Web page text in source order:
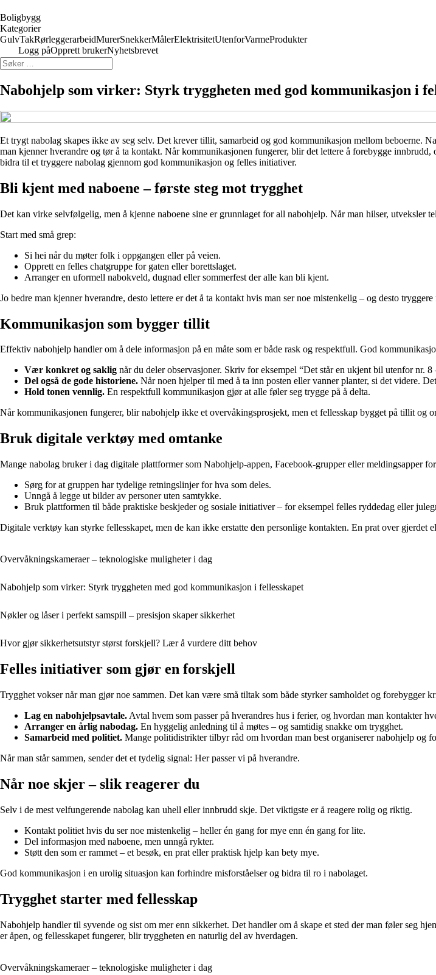
Boligbygg
Kategorier
GulvTakRørleggerarbeidMurerSnekkerMålerElektrisitetUtenforVarmeProdukter
Logg påOpprett brukerNyhetsbrevet
Nabohjelp som virker: Styrk tryggheten med god kommunikasjon i
Et trygt nabolag skapes ikke av seg selv. Det krever tillit, samarbeid og god kommunikasjon mellom beboerne.
man kjenner hverandre og tør å ta kontakt. Når kommunikasjonen fungerer, blir det lettere å forebygge
bidra til et tryggere nabolag gjennom god kommunikasjon og felles initiativer.
Bli kjent med naboene – første steg mot trygghet
Det kan virke selvfølgelig, men å kjenne naboene sine er grunnlaget for all nabohjelp. Når man hilser, utveksler
Start med små grep:
Si hei når du møter folk i oppgangen eller på veien.
Opprett en felles chatgruppe for gaten eller borettslaget.
Arranger en uformell nabokveld, dugnad eller sommerfest der alle kan bli kjent.
Jo bedre man kjenner hverandre, desto lettere er det å ta kontakt hvis man ser noe mistenkelig – og desto
Kommunikasjon som bygger tillit
Effektiv nabohjelp handler om å dele informasjon på en måte som er både rask og respektfull. God
Vær konkret og saklig når du deler observasjoner. Skriv for eksempel “Det står en ukjent bil utenfor nr.
Del også de gode historiene. Når noen hjelper til med å ta inn posten eller vanner planter, si det videre.
Hold tonen vennlig. En respektfull kommunikasjon gjør at alle føler seg trygge på å delta.
Når kommunikasjonen fungerer, blir nabohjelp ikke et overvåkingsprosjekt, men et fellesskap bygget på tillit og
Bruk digitale verktøy med omtanke
Mange nabolag bruker i dag digitale plattformer som Nabohjelp-appen, Facebook-grupper eller meldingsapper
Sørg for at gruppen har tydelige retningslinjer for hva som deles.
Unngå å legge ut bilder av personer uten samtykke.
Bruk plattformen til både praktiske beskjeder og sosiale initiativer – for eksempel felles ryddedag eller
Digitale verktøy kan styrke fellesskapet, men de kan ikke erstatte den personlige kontakten. En prat over gjerdet
Overvåkningskameraer – teknologiske muligheter i dag
Nabohjelp som virker: Styrk tryggheten med god kommunikasjon i fellesskapet
Nøkler og låser i perfekt samspill – presisjon skaper sikkerhet
Hvor gjør sikkerhetsutstyr størst forskjell? Lær å vurdere ditt behov
Felles initiativer som gjør en forskjell
Trygghet vokser når man gjør noe sammen. Det kan være små tiltak som både styrker samholdet og forebygger
Lag en nabohjelpsavtale. Avtal hvem som passer på hverandres hus i ferier, og hvordan man kontakter
Arranger en årlig nabodag. En hyggelig anledning til å møtes – og samtidig snakke om trygghet.
Samarbeid med politiet. Mange politidistrikter tilbyr råd om hvordan man best organiserer nabohjelp og
Når man står sammen, sender det et tydelig signal: Her passer vi på hverandre.
Når noe skjer – slik reagerer du
Selv i de mest velfungerende nabolag kan uhell eller innbrudd skje. Det viktigste er å reagere rolig og riktig.
Kontakt politiet hvis du ser noe mistenkelig – heller én gang for mye enn én gang for lite.
Del informasjon med naboene, men unngå rykter.
Støtt den som er rammet – et besøk, en prat eller praktisk hjelp kan bety mye.
God kommunikasjon i en urolig situasjon kan forhindre misforståelser og bidra til ro i nabolaget.
Trygghet starter med fellesskap
Nabohjelp handler til syvende og sist om mer enn sikkerhet. Det handler om å skape et sted der man føler seg
er åpen, og fellesskapet fungerer, blir tryggheten en naturlig del av hverdagen.
Overvåkningskameraer – teknologiske muligheter i dag